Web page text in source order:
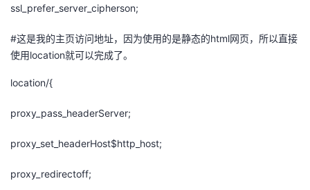
ssl_prefer_server_cipherson;
#这是我的主页访问地址，因为使用的是静态的html网页，所以直接
使用location就可以完成了。
location/{
proxy_pass_headerServer;
proxy_set_headerHost$http_host;
proxy_redirectoff;